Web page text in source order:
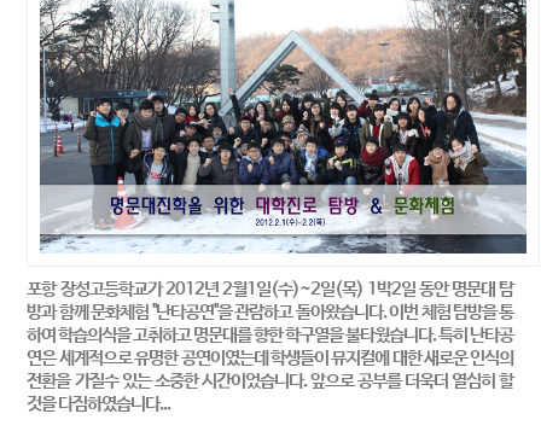
포항 장성고등학교가 2012년 2월1일(수)~2일(목) 1박2일 동안 명문대 탐
방과 함께 문화체험 "난타공연"을 관람하고 돌아왔습니다. 이번 체험 탐방을 통
하여 학습의식을 고취하고 명문대를 향한 학구열을 불타웠습니다. 특히 난타공
연은 세계적으로 유명한 공연이였는데 학생들이 뮤지컬에 대한 새로운 인식의
전환을 가질수 있는 소중한 시간이었습니다. 앞으로 공부를 더욱더 열심히 할
것을 다짐하였습니다...